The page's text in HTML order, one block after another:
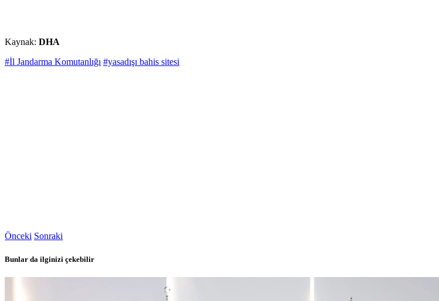
Kaynak: DHA
#İl Jandarma Komutanlığı #yasadışı bahis sitesi
Önceki Sonraki
Bunlar da ilginizi çekebilir